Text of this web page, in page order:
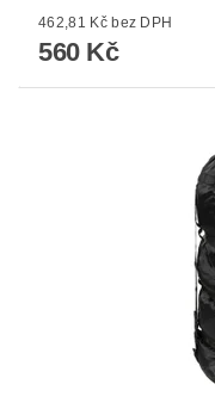
462,81 Kč bez DPH
560 Kč